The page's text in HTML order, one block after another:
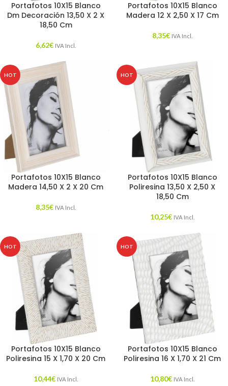
Portafotos 10X15 Blanco
Dm Decoración 13,50 X 2 X
18,50 Cm
6,62€ IVA Incl.
Portafotos 10X15 Blanco
Madera 12 X 2,50 X 17 Cm
8,35€ IVA Incl.
HOT
Portafotos 10X15 Blanco
Madera 14,50 X 2 X 20 Cm
8,35€ IVA Incl.
HOT
Portafotos 10X15 Blanco
Poliresina 13,50 X 2,50 X
18,50 Cm
10,25€ IVA Incl.
HOT
Portafotos 10X15 Blanco
Poliresina 15 X 1,70 X 20 Cm
10,44€ IVA Incl.
HOT
Portafotos 10X15 Blanco
Poliresina 16 X 1,70 X 21 Cm
10,80€ IVA Incl.